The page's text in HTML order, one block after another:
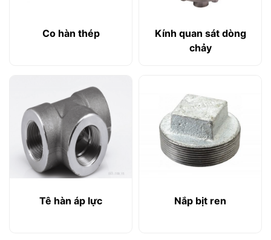
Co hàn thép
Kính quan sát dòng
chảy
Tê hàn áp lực Nắp bịt ren